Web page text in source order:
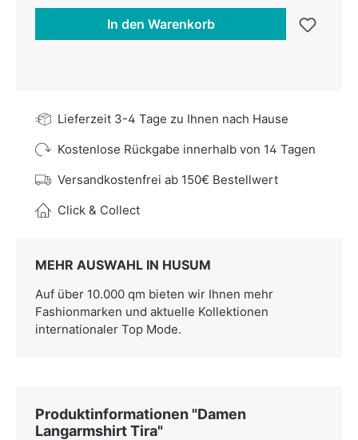
In den Warenkorb
Lieferzeit 3-4 Tage zu Ihnen nach Hause
Kostenlose Rückgabe innerhalb von 14 Tagen
Versandkostenfrei ab 150€ Bestellwert
Click & Collect
MEHR AUSWAHL IN HUSUM
Auf über 10.000 qm bieten wir Ihnen mehr
Fashionmarken und aktuelle Kollektionen
internationaler Top Mode.
Produktinformationen "Damen
Langarmshirt Tira"